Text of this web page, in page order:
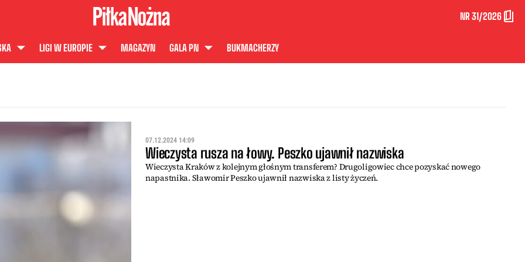
NR 31/2026
LIGI W EUROPIE MAGAZYN GALA PN BUKMACHERZY
07.12.2024 14:09
Wieczysta rusza na łowy. Peszko ujawnił nazwiska
Wieczysta Kraków z kolejnym głośnym transferem? Drugoligowiec chce pozyskać nowego
napastnika. Sławomir Peszko ujawnił nazwiska z listy życzeń.